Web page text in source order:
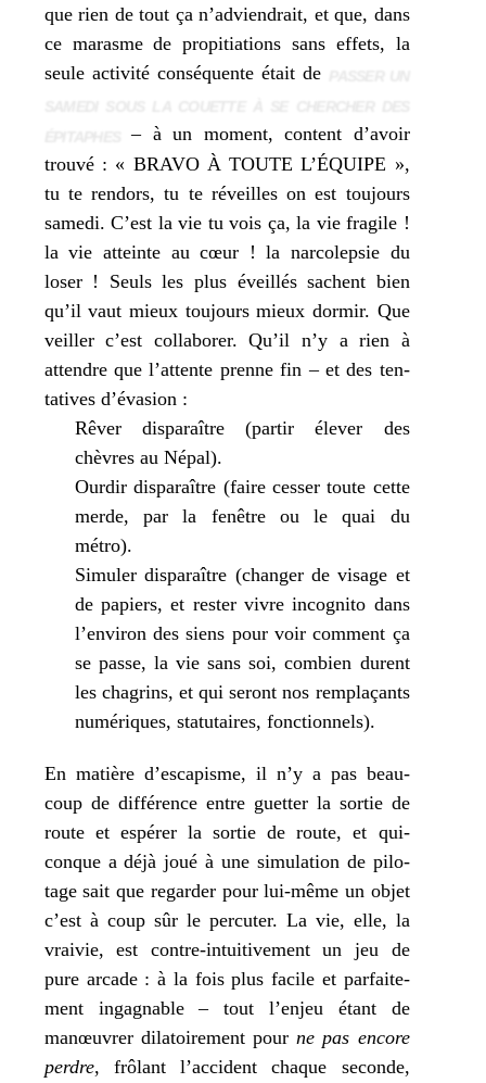
que rien de tout ça n’adviendrait, et que, dans
ce marasme de pro­pi­tia­tions sans effets, la
seule acti­vi­té consé­quente était de
– à un moment, content d’avoir
trou­vé : « BRAVO À TOUTE L’ÉQUIPE »,
tu te ren­dors, tu te réveilles on est tou­jours
same­di. C’est la vie tu vois ça, la vie fra­gile !
la vie atteinte au cœur ! la nar­co­lep­sie du
loser ! Seuls les plus éveillés sachent bien
qu’il vaut mieux tou­jours mieux dor­mir. Que
veiller c’est col­la­bo­rer. Qu’il n’y a rien à
attendre que l’attente prenne fin – et des ten­
ta­tives d’évasion :
Rêver dis­pa­raître (par­tir éle­ver des
chèvres au Népal).
Ourdir dis­pa­raître (faire ces­ser toute cette
merde, par la fenêtre ou le quai du
métro).
Simuler dis­pa­raître (chan­ger de visage et
de papiers, et res­ter vivre inco­gni­to dans
l’environ des siens pour voir com­ment ça
se passe, la vie sans soi, com­bien durent
les cha­grins, et qui seront nos rem­pla­çants
numé­riques, sta­tu­taires, fonctionnels).
En matière d’escapisme, il n’y a pas beau­
coup de dif­fé­rence entre guet­ter la sor­tie de
route et espé­rer la sor­tie de route, et qui­
conque a déjà joué à une simu­la­tion de pilo­
tage sait que regar­der pour lui-même un objet
c’est à coup sûr le per­cu­ter. La vie, elle, la
vrai­vie, est contre-intui­ti­ve­ment un jeu de
pure arcade : à la fois plus facile et par­fai­te­
ment inga­gnable – tout l’enjeu étant de
manœu­vrer dila­toi­re­ment pour ne pas encore
perdre, frô­lant l’accident chaque seconde,